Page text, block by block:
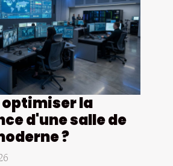
la
d'une salle de
?